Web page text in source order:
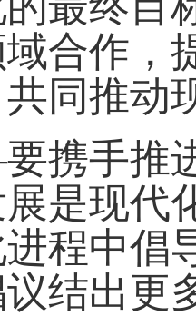
合作，
同推动
推进
是现代
程中倡
结出更